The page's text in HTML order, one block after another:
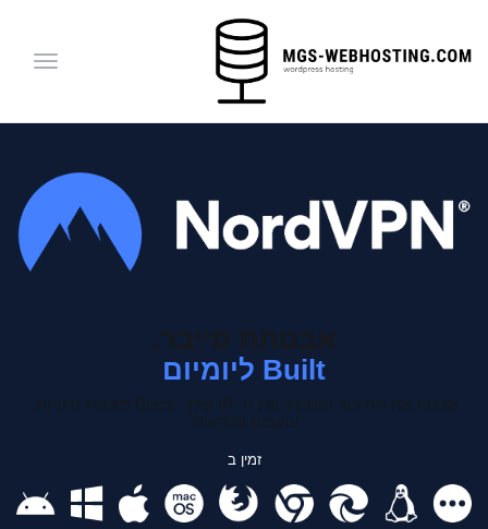
הפעלת
אבטחת סייבר.
Built ליומיום
אבטח את החיבור והסתיר את ה- IP שלך.
Block תוכנות זדוניות,
עוקבים ומודעות.
זמין ב